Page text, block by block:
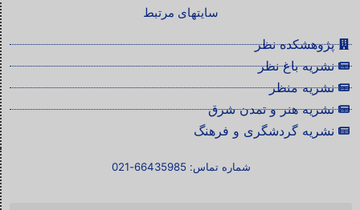
سایتهای مرتبط
پژوهشکده نظر
نشریه باغ نظر
نشریه منظر
نشریه هنر و تمدن شرق
نشریه گردشگری و فرهنگ
شماره تماس: 66435985-021